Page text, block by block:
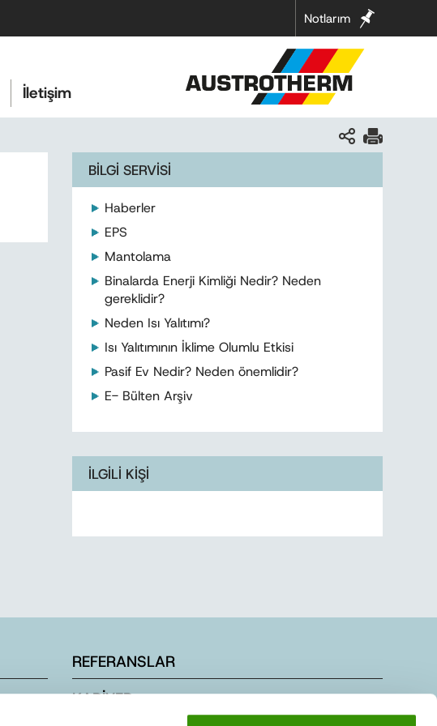
Notlarım
İletişim
BİLGİ SERVİSİ
Haberler
EPS
Mantolama
Binalarda Enerji Kimliği Nedir? Neden
gereklidir?
Neden Isı Yalıtımı?
Isı Yalıtımının İklime Olumlu Etkisi
Pasif Ev Nedir? Neden önemlidir?
E- Bülten Arşiv
İLGİLİ KİŞİ
REFERANSLAR
KARİYER